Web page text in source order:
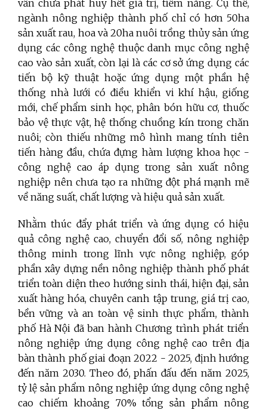
vẫn chưa phát huy hết giá trị, tiềm năng. Cụ thể,
ngành nông nghiệp thành phố chỉ có hơn 50ha
sản xuất rau, hoa và 20ha nuôi trồng thủy sản ứng
dụng các công nghệ thuộc danh mục công nghệ
cao vào sản xuất, còn lại là các cơ sở ứng dụng các
tiến bộ kỹ thuật hoặc ứng dụng một phần hệ
thống nhà lưới có điều khiển vi khí hậu, giống
mới, chế phẩm sinh học, phân bón hữu cơ, thuốc
bảo vệ thực vật, hệ thống chuồng kín trong chăn
nuôi; còn thiếu những mô hình mang tính tiên
tiến hàng đầu, chứa đựng hàm lượng khoa học -
công nghệ cao áp dụng trong sản xuất nông
nghiệp nên chưa tạo ra những đột phá mạnh mẽ
về năng suất, chất lượng và hiệu quả sản xuất.
Nhằm thúc đẩy phát triển và ứng dụng có hiệu
quả công nghệ cao, chuyển đổi số, nông nghiệp
thông minh trong lĩnh vực nông nghiệp, góp
phần xây dựng nền nông nghiệp thành phố phát
triển toàn diện theo hướng sinh thái, hiện đại, sản
xuất hàng hóa, chuyên canh tập trung, giá trị cao,
bền vững và an toàn vệ sinh thực phẩm, thành
phố Hà Nội đã ban hành Chương trình phát triển
nông nghiệp ứng dụng công nghệ cao trên địa
bàn thành phố giai đoạn 2022 - 2025, định hướng
đến năm 2030. Theo đó, phấn đấu đến năm 2025,
tỷ lệ sản phẩm nông nghiệp ứng dụng công nghệ
cao chiếm khoảng 70% tổng sản phẩm nông